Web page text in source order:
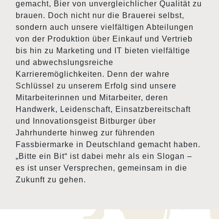
gemacht, Bier von unvergleichlicher Qualität zu
brauen. Doch nicht nur die Brauerei selbst,
sondern auch unsere vielfältigen Abteilungen
von der Produktion über Einkauf und Vertrieb
bis hin zu Marketing und IT bieten vielfältige
und abwechslungsreiche
Karrieremöglichkeiten. Denn der wahre
Schlüssel zu unserem Erfolg sind unsere
Mitarbeiterinnen und Mitarbeiter, deren
Handwerk, Leidenschaft, Einsatzbereitschaft
und Innovationsgeist Bitburger über
Jahrhunderte hinweg zur führenden
Fassbiermarke in Deutschland gemacht haben.
„Bitte ein Bit“ ist dabei mehr als ein Slogan –
es ist unser Versprechen, gemeinsam in die
Zukunft zu gehen.